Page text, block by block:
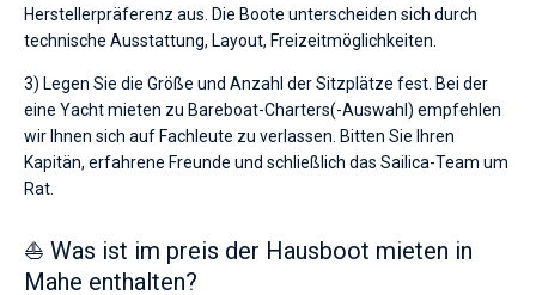
Herstellerpräferenz aus. Die Boote unterscheiden sich durch
technische Ausstattung, Layout, Freizeitmöglichkeiten.
3) Legen Sie die Größe und Anzahl der Sitzplätze fest. Bei der
eine Yacht mieten zu Bareboat-Charters(-Auswahl) empfehlen
wir Ihnen sich auf Fachleute zu verlassen. Bitten Sie Ihren
Kapitän, erfahrene Freunde und schließlich das Sailica-Team um
Rat.
⛵ Was ist im preis der Hausboot mieten in
Mahe enthalten?